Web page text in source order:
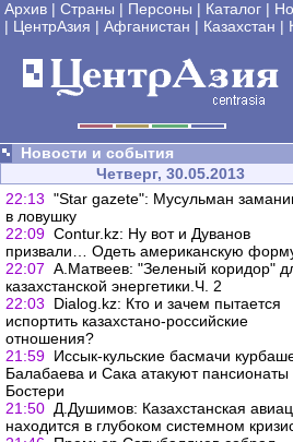
Архив | Страны | Персоны | Каталог |
| ЦентрАзия | Афганистан | Казахстан |
Новости и события
Четверг, 30.05.2013
22:13 "Star gazete": Мусульман
в ловушку
22:09 Сontur.kz: Ну вот и Дуванов
призвали… Одеть американскую
22:07 А.Матвеев: "Зеленый коридор"
казахстанской энергетики.Ч. 2
22:03
Dialog.kz: Кто и зачем пытается
испортить казахстано-российские
отношения?
21:59 Иссык-кульские басмачи
Балабаева и Сака атакуют пансионаты
Бостери
21:50 Д.Душимов: Казахстанская
находится в глубоком системном